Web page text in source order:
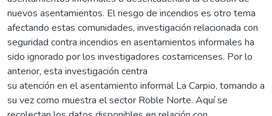
nuevos asentamientos. El riesgo de incendios es otro tema
afectando estas comunidades, investigación relacionada con
seguridad contra incendios en asentamientos informales ha
sido ignorado por los investigadores costarricenses. Por lo
anterior, esta investigación centra
su atención en el asentamiento informal La Carpio, tomando a
su vez como muestra el sector Roble Norte. Aquí se